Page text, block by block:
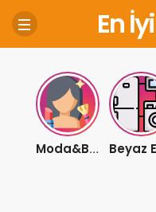
En
Moda&Bakım